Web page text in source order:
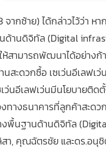
ากซ้าย) ได้กล่าวไว้ว่า ห
ด้านดิจิทัล (Digital
สามารถพัฒนาได้อย่างก้
สะดวกซื้อ เซเว่นอีเลฟเว่น
ว่นอีเลฟเว่นมีนโยบายติ
ทางธนาคารที่ลูกค้าสะด
งพื้นฐานด้านดิจิทัล
า, คุณฉัตรชัย และดร.อนุ